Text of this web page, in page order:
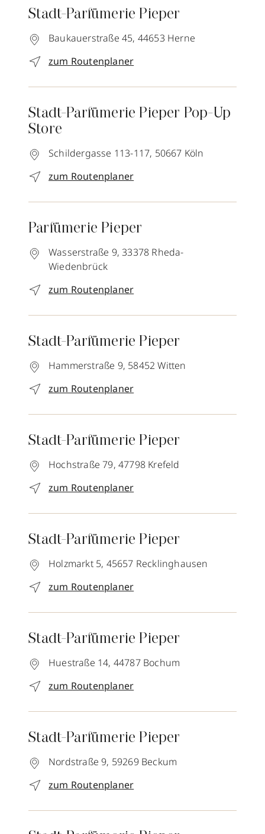
Stadt-Parfümerie Pieper
Baukauerstraße 45, 44653 Herne
zum Routenplaner
Stadt-Parfümerie Pieper Pop-Up
Store
Schildergasse 113-117, 50667 Köln
zum Routenplaner
Parfümerie Pieper
Wasserstraße 9, 33378 Rheda-
Wiedenbrück
zum Routenplaner
Stadt-Parfümerie Pieper
Hammerstraße 9, 58452 Witten
zum Routenplaner
Stadt-Parfümerie Pieper
Hochstraße 79, 47798 Krefeld
zum Routenplaner
Stadt-Parfümerie Pieper
Holzmarkt 5, 45657 Recklinghausen
zum Routenplaner
Stadt-Parfümerie Pieper
Huestraße 14, 44787 Bochum
zum Routenplaner
Stadt-Parfümerie Pieper
Nordstraße 9, 59269 Beckum
zum Routenplaner